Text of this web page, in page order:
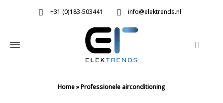
+31 (0)183-503441 info@elektrends.nl
Home»Professionele airconditioning